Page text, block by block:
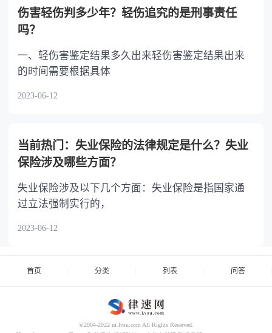
伤害轻伤判多少年？轻伤追究的是刑事责任
吗？
一、轻伤害鉴定结果多久出来轻伤害鉴定结果出来
的时间需要根据具体
2023-06-12
当前热门：失业保险的法律规定是什么？失业
保险涉及哪些方面？
失业保险涉及以下几个方面：失业保险是指国家通
过立法强制实行的，
2023-06-12
首页 分类 列表 问答
©2004-2022 m.lvsu.com All Rights Reserved.